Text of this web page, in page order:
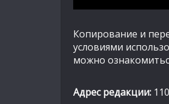
Копирование и
условиями
можно
Адрес редакции: